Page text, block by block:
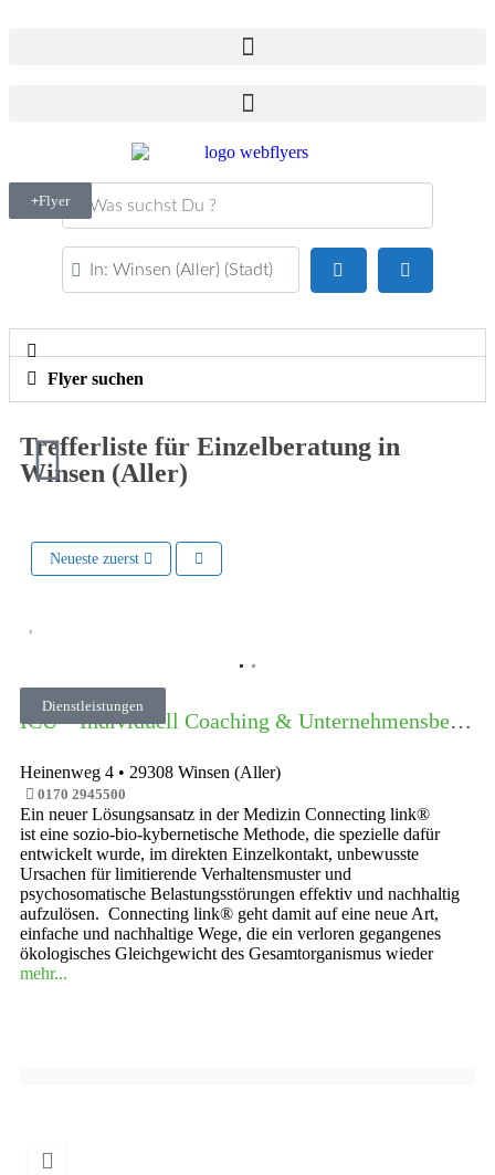
Flyer
PLZ oder Ort
Flyer suchen
Trefferliste für Einzelberatung in
Winsen (Aller)
Neueste zuerst
Dienstleistungen
ICU – Individuell Coaching & Unternehmensberatung
Heinenweg 4 • 29308 Winsen (Aller)
0170 2945500
Ein neuer Lösungsansatz in der Medizin Connecting link®
ist eine sozio-bio-kybernetische Methode, die spezielle dafür
entwickelt wurde, im direkten Einzelkontakt, unbewusste
Ursachen für limitierende Verhaltensmuster und
psychosomatische Belastungsstörungen effektiv und nachhaltig
aufzulösen. Connecting link® geht damit auf eine neue Art,
einfache und nachhaltige Wege, die ein verloren gegangenes
ökologisches Gleichgewicht des Gesamtorganismus wieder
mehr...